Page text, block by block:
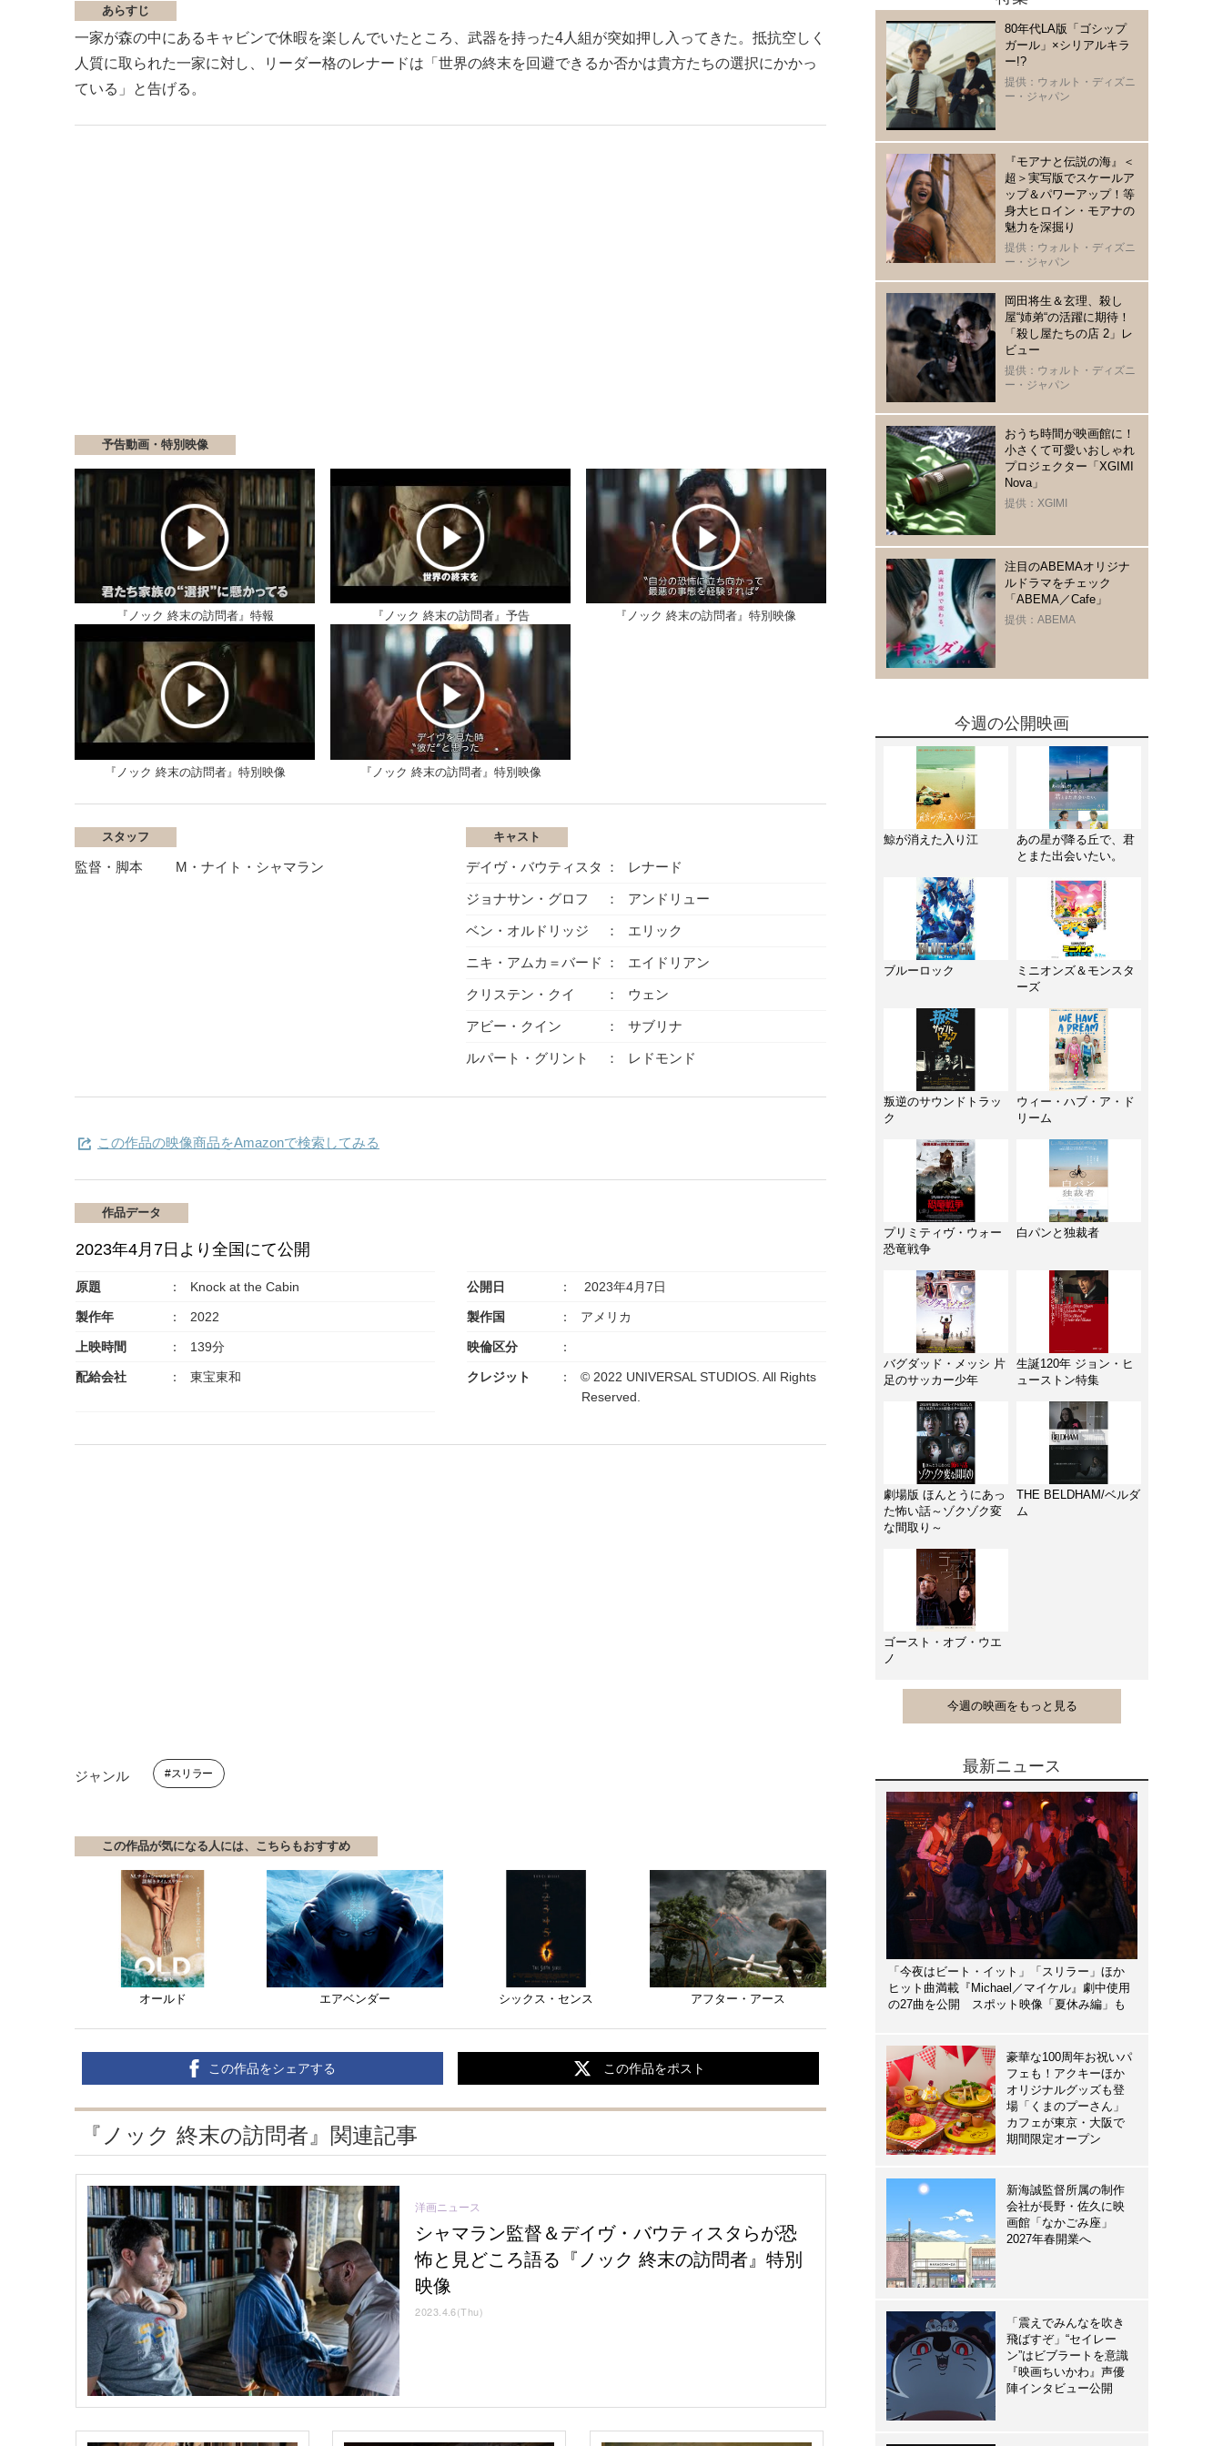
あらすじ
一家が森の中にあるキャビンで休暇を楽しんでいたところ、武器を持った4人組が突如押し入ってきた。抵抗空しく
人質に取られた一家に対し、リーダー格のレナードは「世界の終末を回避できるか否かは貴方たちの選択にかかっ
ている」と告げる。
予告動画・特別映像
『ノック 終末の訪問者』特報 『ノック 終末の訪問者』予告 『ノック 終末の訪問者』特別映像
『ノック 終末の訪問者』特別映像 『ノック 終末の訪問者』特別映像
スタッフ
監督・脚本 M・ナイト・シャマラン
キャスト
デイヴ・バウティスタ レナード
ジョナサン・グロフ アンドリュー
ベン・オルドリッジ エリック
ニキ・アムカ＝バード エイドリアン
クリステン・クイ ウェン
アビー・クイン サブリナ
ルパート・グリント レドモンド
この作品の映像商品をAmazonで検索してみる
作品データ
2023年4月7日より全国にて公開
原題 Knock at the Cabin 公開日 2023年4月7日
製作年 2022 製作国 アメリカ
上映時間 139分 映倫区分
配給会社 東宝東和 クレジット
© 2022 UNIVERSAL STUDIOS. All Rights
Reserved.
ジャンル スリラー
この作品が気になる人には、こちらもおすすめ
オールド エアベンダー シックス・センス アフター・アース
この作品をシェアする この作品をポスト
『ノック 終末の訪問者』関連記事
洋画ニュース
シャマラン監督＆デイヴ・バウティスタらが恐
怖と見どころ語る『ノック 終末の訪問者』特別
映像
2023.4.6(Thu)
80年代LA版「ゴシップ
ガール」×シリアルキラ
ー!?
提供：ウォルト・ディズニ
ー・ジャパン
『モアナと伝説の海』＜
超＞実写版でスケールア
ップ＆パワーアップ！等
身大ヒロイン・モアナの
魅力を深掘り
提供：ウォルト・ディズニ
ー・ジャパン
岡田将生＆玄理、殺し
屋“姉弟“の活躍に期待！
「殺し屋たちの店 2」レ
ビュー
提供：ウォルト・ディズニ
ー・ジャパン
おうち時間が映画館に！
小さくて可愛いおしゃれ
プロジェクター「XGIMI
Nova」
提供：XGIMI
注目のABEMAオリジナ
ルドラマをチェック
「ABEMA／Cafe」
提供：ABEMA
今週の公開映画
鯨が消えた入り江
あの星が降る丘で、君
とまた出会いたい。
ブルーロック
ミニオンズ＆モンスタ
ーズ
叛逆のサウンドトラッ
ク
ウィー・ハブ・ア・ド
リーム
プリミティヴ・ウォー
恐竜戦争
白パンと独裁者
バグダッド・メッシ 片
足のサッカー少年
生誕120年 ジョン・ヒ
ューストン特集
劇場版 ほんとうにあっ
た怖い話～ゾクゾク変
な間取り～
THE BELDHAM/ベルダ
ム
ゴースト・オブ・ウエ
ノ
今週の映画をもっと見る
最新ニュース
「今夜はビート・イット」「スリラー」ほか
ヒット曲満載『Michael／マイケル』劇中使用
の27曲を公開 スポット映像「夏休み編」も
豪華な100周年お祝いパ
フェも！アクキーほか
オリジナルグッズも登
場「くまのプーさん」
カフェが東京・大阪で
期間限定オープン
新海誠監督所属の制作
会社が長野・佐久に映
画館「なかごみ座」
2027年春開業へ
「震えでみんなを吹き
飛ばすぞ」“セイレー
ン”はビブラートを意識
『映画ちいかわ』声優
陣インタビュー公開